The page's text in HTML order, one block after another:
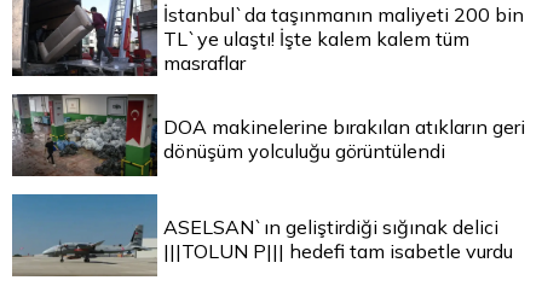
İstanbul`da taşınmanın maliyeti 200 bin
TL`ye ulaştı! İşte kalem kalem tüm
masraflar
DOA makinelerine bırakılan atıkların geri
dönüşüm yolculuğu görüntülendi
ASELSAN`ın geliştirdiği sığınak delici
|||TOLUN P||| hedefi tam isabetle vurdu